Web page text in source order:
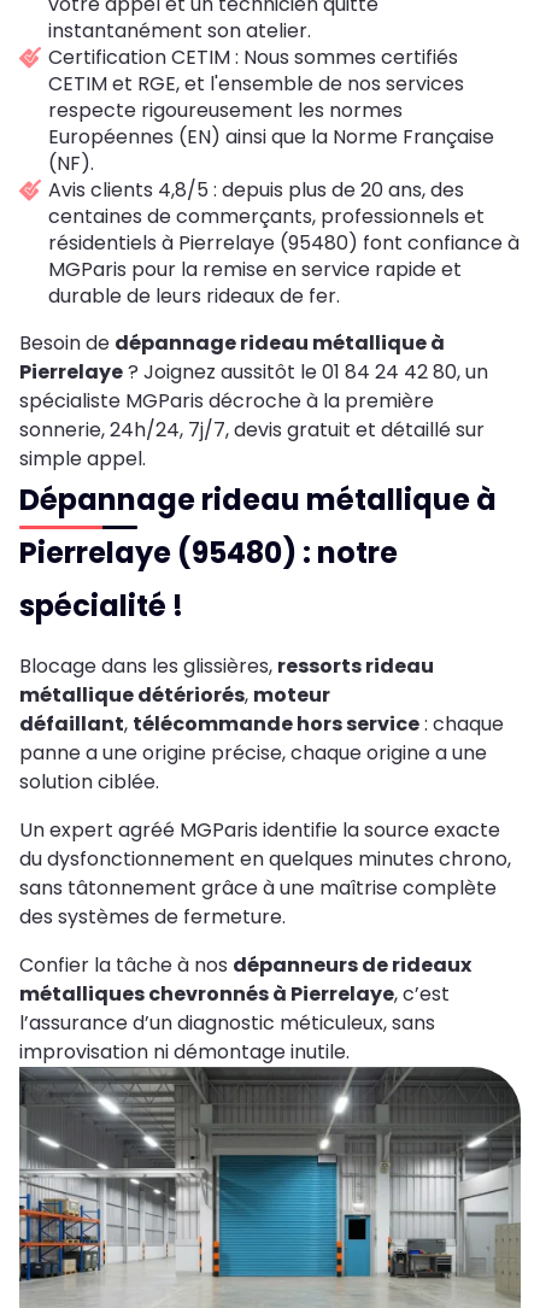
instantanément son atelier.
Certification CETIM : Nous sommes certifiés
CETIM et RGE, et l'ensemble de nos services
respecte rigoureusement les normes
Européennes (EN) ainsi que la Norme Française
(NF).
Avis clients 4,8/5 : depuis plus de 20 ans, des
centaines de commerçants, professionnels et
résidentiels à Pierrelaye (95480) font confiance à
MGParis pour la remise en service rapide et
durable de leurs rideaux de fer.
Besoin de dépannage rideau métallique à
Pierrelaye? Joignez aussitôt le 01 84 24 42 80, un
spécialiste MGParis décroche à la première
sonnerie, 24h/24, 7j/7, devis gratuit et détaillé sur
simple appel.
Dépannage rideau métallique à
Pierrelaye (95480) : notre
spécialité !
Blocage dans les glissières, ressorts rideau
métallique détériorés, moteur
défaillant, télécommande hors service: chaque
panne a une origine précise, chaque origine a une
solution ciblée.
Un expert agréé MGParis identifie la source exacte
du dysfonctionnement en quelques minutes chrono,
sans tâtonnement grâce à une maîtrise complète
des systèmes de fermeture.
Confier la tâche à nos dépanneurs de rideaux
métalliques chevronnés à Pierrelaye, c’est
l’assurance d’un diagnostic méticuleux, sans
improvisation ni démontage inutile.